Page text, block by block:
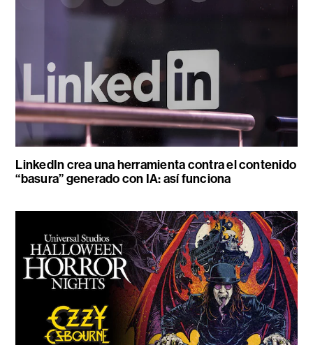
LinkedIn crea una herramienta contra el contenido
“basura” generado con IA: así funciona